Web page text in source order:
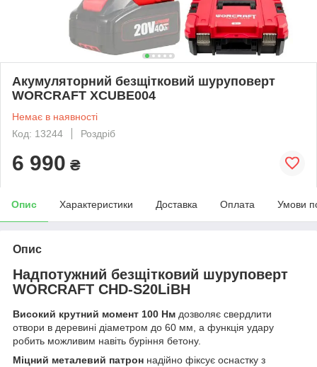
Акумуляторний безщітковий шуруповерт
WORCRAFT XCUBE004
Немає в наявності
Код: 13244
Роздріб
6 990 ₴
Опис Характеристики Доставка Оплата Умови
Опис
Надпотужний безщітковий шуруповерт
WORCRAFT CHD‑S20LiBH
Високий крутний момент 100 Нм дозволяє свердлити
отвори в деревині діаметром до 60 мм, а функція удару
робить можливим навіть буріння бетону.
Міцний металевий патрон надійно фіксує оснастку з